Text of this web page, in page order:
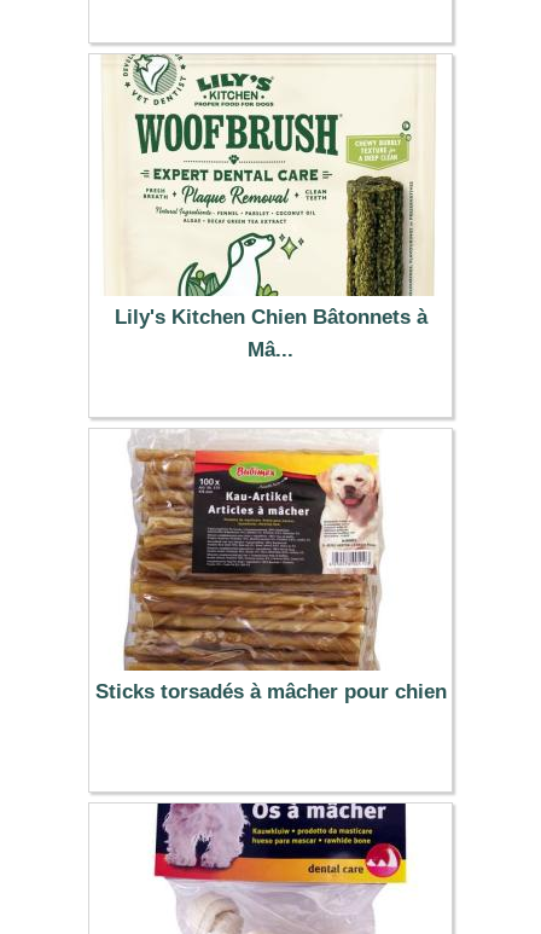
4.50 €
Lily's Kitchen Chien Bâtonnets à
Mâ...
9.99 €
Sticks torsadés à mâcher pour chien
10.79 €